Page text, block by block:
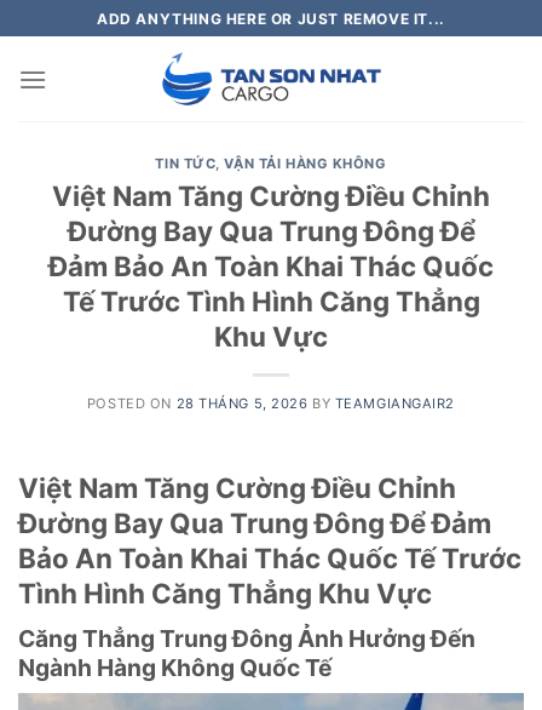
to
content
ADD ANYTHING HERE OR JUST REMOVE IT...
TIN TỨC,VẬN TẢI HÀNG KHÔNG
Việt Nam Tăng Cường Điều Chỉnh
Đường Bay Qua Trung Đông Để
Đảm Bảo An Toàn Khai Thác Quốc
Tế Trước Tình Hình Căng Thẳng
Khu Vực
POSTED ON 28 THÁNG 5, 2026 BY TEAMGIANGAIR2
Việt Nam Tăng Cường Điều Chỉnh
Đường Bay Qua Trung Đông Để Đảm
Bảo An Toàn Khai Thác Quốc Tế Trước
Tình Hình Căng Thẳng Khu Vực
Căng Thẳng Trung Đông Ảnh Hưởng Đến
Ngành Hàng Không Quốc Tế